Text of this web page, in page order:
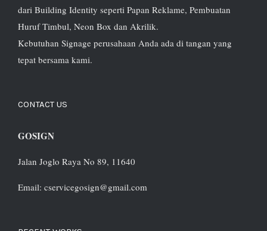
dari Building Identity seperti Papan Reklame, Pembuatan
Huruf Timbul, Neon Box dan Akrilik.
Kebutuhan Signage perusahaan Anda ada di tangan yang
tepat bersama kami.
CONTACT US
GOSIGN
Jalan Joglo Raya No 89, 11640
Email: cservicegosign@gmail.com